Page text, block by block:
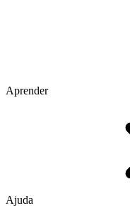
Aprender
Ajuda